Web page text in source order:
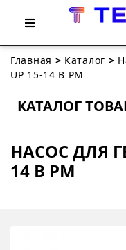
Главная > Каталог >
UP 15-14 B PM
КАТАЛОГ
НАСОС ДЛЯ
14 B PM